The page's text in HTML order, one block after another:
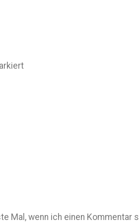
Mal, wenn ich einen Kommentar